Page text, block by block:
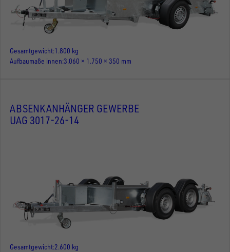
Gesamtgewicht 1.800 kg
Aufbaumaße innen 3.060 × 1.750 × 350 mm
ABSENKANHÄNGER GEWERBE
UAG 3017-26-14
Gesamtgewicht 2.600 kg